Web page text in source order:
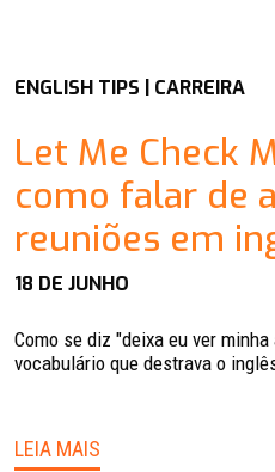
ENGLISH TIPS | CARREIRA
Let Me Check
como falar de
reuniões em
18 DE JUNHO
Como se diz "deixa eu ver
vocabulário que destrava o
LEIA MAIS